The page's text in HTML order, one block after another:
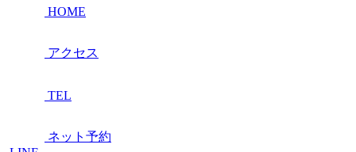
HOME
アクセス
TEL
ネット予約